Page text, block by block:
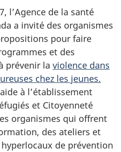
l’Agence de la santé
a invité des organismes
pour faire
et des
prévenir la violence dans
chez les jeunes.
à l’établissement
et Citoyenneté
organismes qui offrent
des ateliers et
de prévention